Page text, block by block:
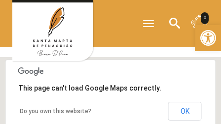
0
Toggle
This page can't load Google Maps correctly.
Do you own this website? OK